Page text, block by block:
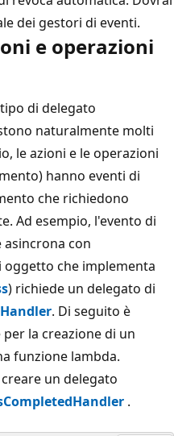
dei gestori di eventi.
e operazioni
di delegato
naturalmente molti
le azioni e le operazioni
hanno eventi di
che richiedono
Ad esempio, l'evento di
con
oggetto che implementa
) richiede un delegato di
. Di seguito è
la creazione di un
funzione lambda.
un delegato
.